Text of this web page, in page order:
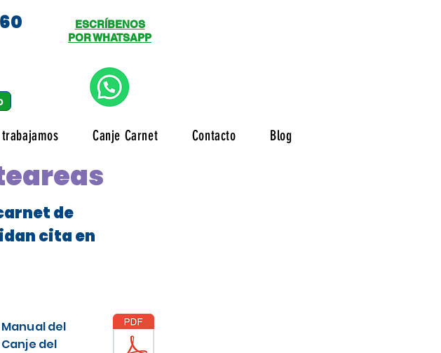
ESCRÍBENOS
POR WHATSAPP
Canje Carnet Contacto Blog
de
cita en
Manual del
Canje del